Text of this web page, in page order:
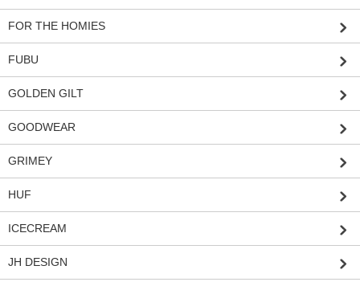
FOR THE HOMIES
FUBU
GOLDEN GILT
GOODWEAR
GRIMEY
HUF
ICECREAM
JH DESIGN